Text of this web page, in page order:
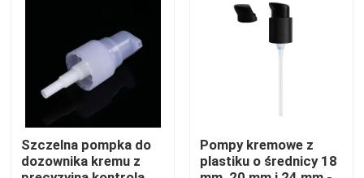
Wycieczka po fabryce
Szczelna pompka do
dozownika kremu z
Pompy kremowe z
plastiku o średnicy 18